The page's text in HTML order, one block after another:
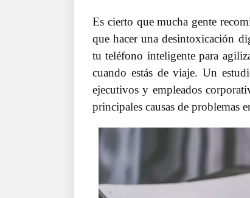
Es cierto que mucha gente
que hacer una desintoxicación
tu teléfono inteligente para
cuando estás de viaje. Un
ejecutivos y empleados
principales causas de problemas